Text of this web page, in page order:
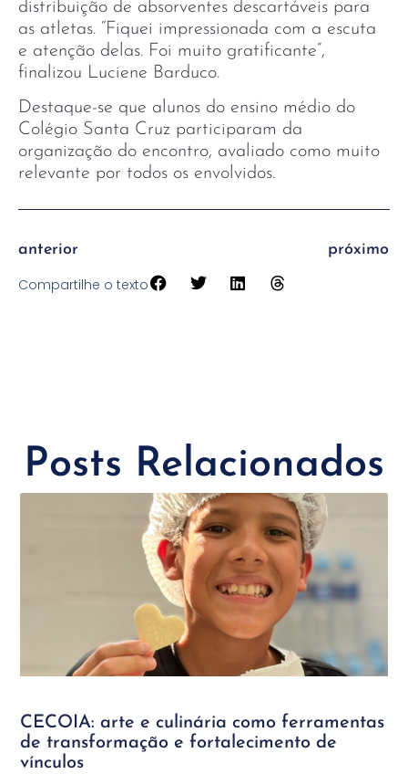
distribuição de absorventes descartáveis para
as atletas. “Fiquei impressionada com a escuta
e atenção delas. Foi muito gratificante”,
finalizou Luciene Barduco.
Destaque-se que alunos do ensino médio do
Colégio Santa Cruz participaram da
organização do encontro, avaliado como muito
relevante por todos os envolvidos.
anterior próximo
Compartilhe o texto
Posts Relacionados
CECOIA: arte e culinária como ferramentas
de transformação e fortalecimento de
vínculos